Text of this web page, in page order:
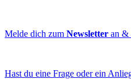
Melde dich zum Newsletter an &
Hast du eine Frage oder ein